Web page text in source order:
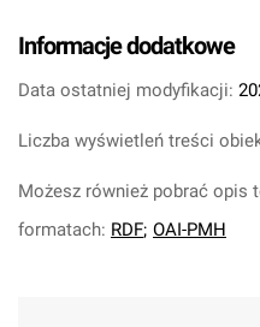
Informacje dodatkowe
Data ostatniej modyfikacji:
Liczba wyświetleń treści
Możesz również pobrać opis
formatach: RDF; OAI-PMH